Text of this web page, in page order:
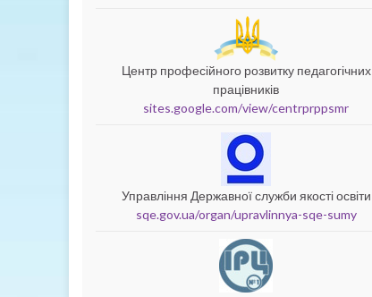
Центр професійного розвитку педагогічних
працівників
sites.google.com/view/centrprppsmr
Управління Державної служби якості освіти
sqe.gov.ua/organ/upravlinnya-sqe-sumy